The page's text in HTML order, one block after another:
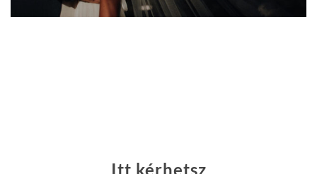
Itt kérhetsz